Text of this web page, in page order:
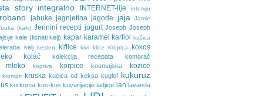
story integralno INTERNET-lije intervju
jabuke jagnjetina jagode jaja
Jamie
(kaki) Jerinini recepti jogurt Joseph Joseph
kale (lisnati kelj) kapar karamel karfiol kašica
kelj kesten kiflice kivi klice Klopica
kokos
kolač kolekcija recepata komorač
mleko kopriva korpice kosmajska kozice
krompir kruska kućica od keksa kuglof kukuruz
kurkuma kus-kus kuvarijacije ladjice lan lavanda